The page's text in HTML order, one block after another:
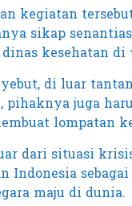
kegiatan
sikap
dinas kesehatan
di luar
pihaknya juga
lompatan
dari situasi
Indonesia
maju di dunia.